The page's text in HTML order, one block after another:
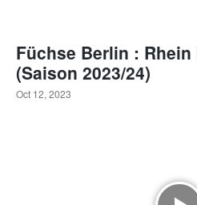
Füchse Berlin : Rhein
(Saison 2023/24)
Oct 12, 2023